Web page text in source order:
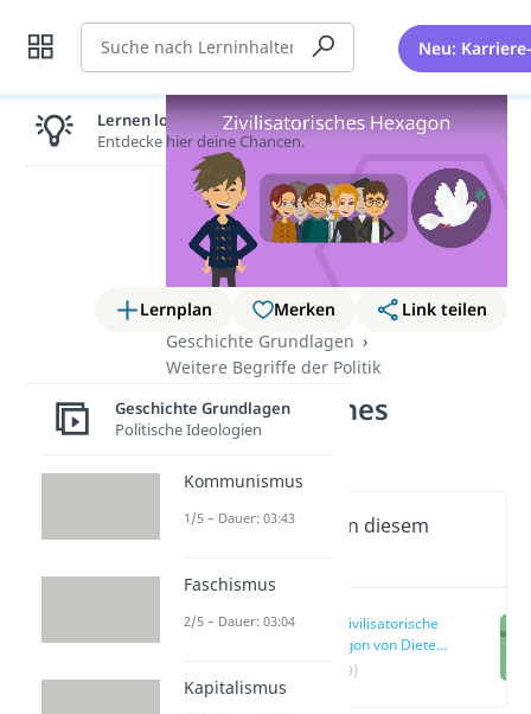
Suche Neu:
Lernplan Merken
Link teilen
Geschichte Grundlagen
Weitere Begriffe der Politik
Zivilisatorisches
Hexagon
Wichtige Inhalte in diesem
Das Zivilisatorische
Hexagon von Dieter
Senghaas
(00:19)
Lernen lohnt sich!
Entdecke hier deine Chancen.
Geschichte Grundlagen
Politische Ideologien
Kommunismus
1/5 – Dauer: 03:43
Faschismus
2/5 – Dauer: 03:04
Kapitalismus